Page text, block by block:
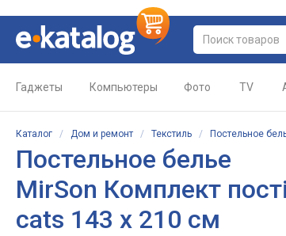
Гаджеты Компьютеры Фото TV
Каталог / Дом и ремонт / Текстиль / Постельное
Постельное белье
MirSon Комплект
cats 143 x 210 см